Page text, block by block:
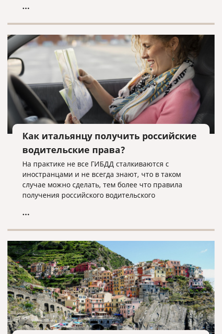
...
Как итальянцу получить российские
водительские права?
На практике не все ГИБДД сталкиваются с
иностранцами и не всегда знают, что в таком
случае можно сделать, тем более что правила
получения российского водительского
разных стран.
...